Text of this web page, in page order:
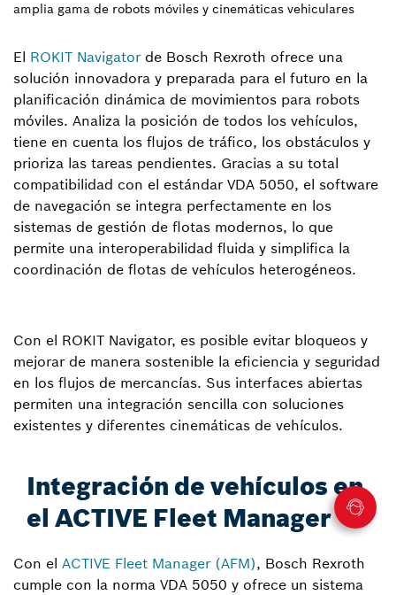
amplia gama de robots móviles y cinemáticas vehiculares
El ROKIT Navigator de Bosch Rexroth ofrece una
solución innovadora y preparada para el futuro en la
planificación dinámica de movimientos para robots
móviles. Analiza la posición de todos los vehículos,
tiene en cuenta los flujos de tráfico, los obstáculos y
prioriza las tareas pendientes. Gracias a su total
compatibilidad con el estándar VDA 5050, el software
de navegación se integra perfectamente en los
sistemas de gestión de flotas modernos, lo que
permite una interoperabilidad fluida y simplifica la
coordinación de flotas de vehículos heterogéneos.
Con el ROKIT Navigator, es posible evitar bloqueos y
mejorar de manera sostenible la eficiencia y seguridad
en los flujos de mercancías. Sus interfaces abiertas
permiten una integración sencilla con soluciones
existentes y diferentes cinemáticas de vehículos.
Integración de vehículos en
el ACTIVE Fleet Manager
Con el ACTIVE Fleet Manager (AFM), Bosch Rexroth
cumple con la norma VDA 5050 y ofrece un sistema